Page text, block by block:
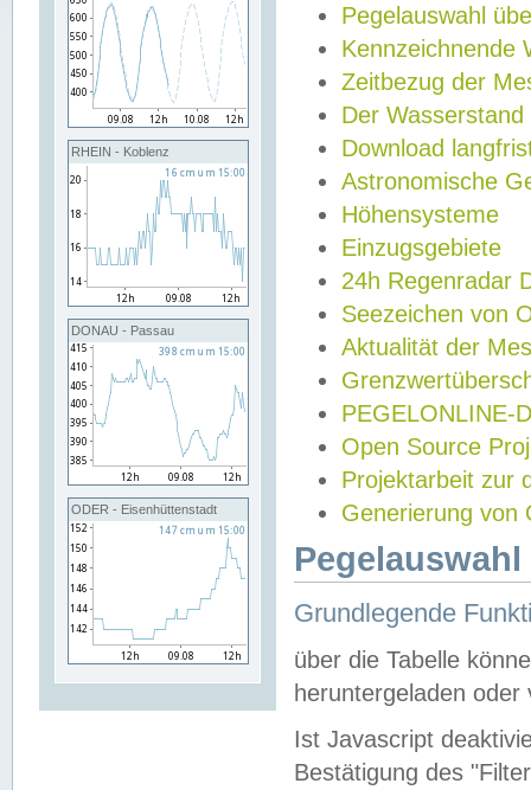
RHEIN - Koblenz
DONAU - Passau
ODER - Eisenhüttenstadt
Pegelauswahl
Kennzeichnende
Zeitbezug der
Der Wasserstand
Download
Astronomische
Höhensysteme
Einzugsgebiete
24h Regenradar
Seezeichen von
Aktualität der
PEGELONLINE-
Open Source
Projektarbeit zur
Generierung von
Grundlegende
über die Tabelle
heruntergeladen oder
Ist Javascript
Bestätigung des